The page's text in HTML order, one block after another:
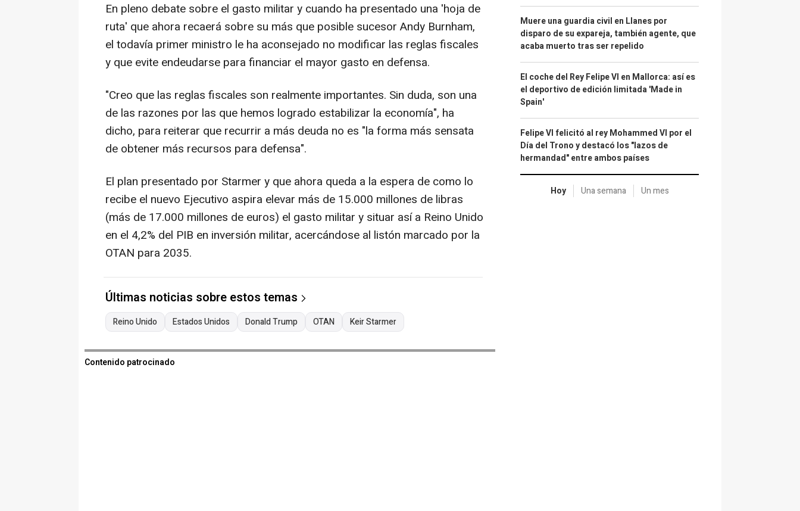
En pleno debate sobre el gasto militar y cuando ha presentado una 'hoja de
ruta' que ahora recaerá sobre su más que posible sucesor Andy Burnham,
el todavía primer ministro le ha aconsejado no modificar las reglas fiscales
y que evite endeudarse para financiar el mayor gasto en defensa.
"Creo que las reglas fiscales son realmente importantes. Sin duda, son una
de las razones por las que hemos logrado estabilizar la economía", ha
dicho, para reiterar que recurrir a más deuda no es "la forma más sensata
de obtener más recursos para defensa".
El plan presentado por Starmer y que ahora queda a la espera de como lo
recibe el nuevo Ejecutivo aspira elevar más de 15.000 millones de libras
(más de 17.000 millones de euros) el gasto militar y situar así a Reino Unido
en el 4,2% del PIB en inversión militar, acercándose al listón marcado por la
OTAN para 2035.
Últimas noticias sobre estos temas
Reino Unido Estados Unidos Donald Trump OTAN Keir Starmer
Contenido patrocinado
Muere una guardia civil en Llanes por
disparo de su expareja, también agente, que
acaba muerto tras ser repelido
El coche del Rey Felipe VI en Mallorca: así es
el deportivo de edición limitada 'Made in
Spain'
Felipe VI felicitó al rey Mohammed VI por el
Día del Trono y destacó los "lazos de
hermandad" entre ambos países
Hoy Una semana Un mes